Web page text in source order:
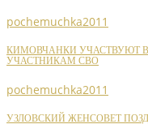
pochemuchka2011
КИМОВЧАНКИ УЧАСТВУЮТ
УЧАСТНИКАМ СВО
pochemuchka2011
УЗЛОВСКИЙ ЖЕНСОВЕТ